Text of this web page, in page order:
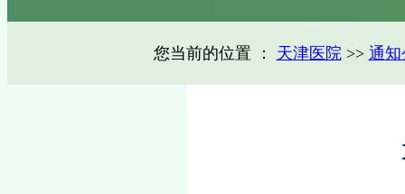
您当前的位置 ： 天津医院>> 通知